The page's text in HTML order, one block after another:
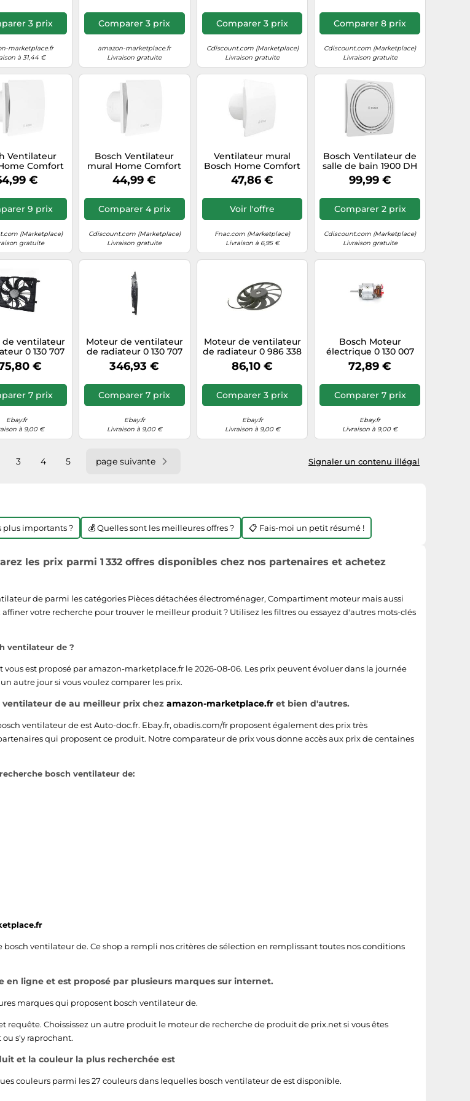
3 prix
marketplace.fr
à 31,44 €
Comparer 3 prix
amazon-marketplace.fr
Livraison gratuite
Comparer 3 prix
Cdiscount.com (Marketplace)
Livraison gratuite
Comparer 8 prix
Cdiscount.com (Marketplace)
Livraison gratuite
Ventilateur
Comfort
W125 230
m³/h 125 mm
€
9 prix
(Marketplace)
gratuite
Bosch Ventilateur
mural Home Comfort
Fan 1500 W125 230 V
182 m³/h 125 mm
44,99 €
Comparer 4 prix
Cdiscount.com (Marketplace)
Livraison gratuite
Ventilateur mural
Bosch Home Comfort
Fan 1500 W100 230 V
95 m³/h 100 mm G
47,86 €
Voir l'offre
Fnac.com (Marketplace)
Livraison à 6,95 €
Bosch Ventilateur de
salle de bain 1900 DH
100 mm – Silencieux,
capteur d'humidité et
99,99 €
Comparer 2 prix
Cdiscount.com (Marketplace)
Livraison gratuite
de ventilateur
0 130 707
pour
BENZ GLC
€
7 prix
Ebay.fr
à 9,00 €
Moteur de ventilateur
de radiateur 0 130 707
516 BOSCH pour
MERCEDES-BENZ CLS
346,93 €
Comparer 7 prix
Ebay.fr
Livraison à 9,00 €
Moteur de ventilateur
de radiateur 0 986 338
106 BOSCH pour AUDI
A6 C6 Avant
86,10 €
Comparer 3 prix
Ebay.fr
Livraison à 9,00 €
Bosch Moteur
électrique 0 130 007
027 pour pulseur d'air
d'habitacle
72,89 €
Comparer 7 prix
Ebay.fr
Livraison à 9,00 €
Signaler un contenu illégal
3 4 5 page suivante
plus importants ? 💰 Quelles sont les meilleures offres ? 📋 Fais-moi un petit résumé !
les prix parmi 1 332 offres disponibles chez nos partenaires et achetez
de parmi les catégories Pièces détachées électroménager, Compartiment moteur mais aussi
affiner votre recherche pour trouver le meilleur produit ? Utilisez les filtres ou essayez d'autres mots-clés
ventilateur de ?
vous est proposé paramazon-marketplace.fr le 2026-08-06. Les prix peuvent évoluer dans la journée
autre jour si vous voulez comparer les prix.
de au meilleur prix chez amazon-marketplace.fr et bien d'autres.
ventilateur de estAuto-doc.fr. Ebay.fr, obadis.com/fr proposent également des prix très
qui proposent ce produit. Notre comparateur de prix vous donne accès aux prix de centaines
bosch ventilateur de:
bosch ventilateur de. Ce shop a rempli nos critères de sélection en remplissant toutes nos conditions
en ligne et est proposé par plusieurs marques sur internet.
marques qui proposent bosch ventilateur de.
requête. Choississez un autre produit le moteur de recherche de produit de prix.net si vous êtes
s'y raprochant.
et la couleur la plus recherchée est
couleurs parmi les 27 couleurs dans lequelles bosch ventilateur de est disponible.